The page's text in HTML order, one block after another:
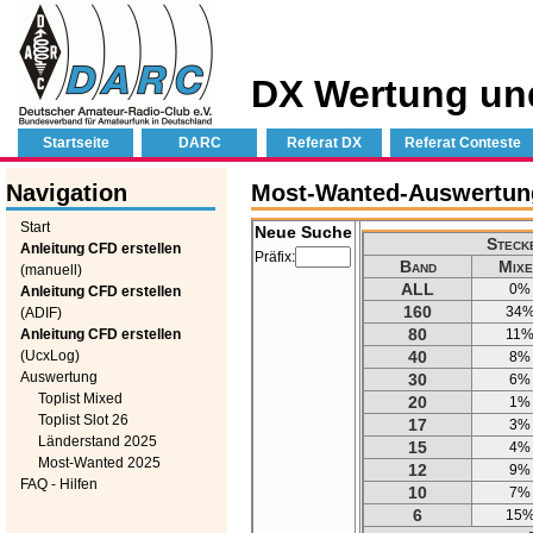
DX Wertung
Startseite DARC Referat DX Referat Conteste
Navigation
Start
Anleitung CFD erstellen
(manuell)
Anleitung CFD erstellen
(ADIF)
Anleitung CFD erstellen
(UcxLog)
Auswertung
Toplist Mixed
Toplist Slot 26
Länderstand 2025
Most-Wanted 2025
FAQ - Hilfen
Most-Wanted-
Neue Suche
Präfix:
Band
ALL
0%
160
80
40 8%
30 6%
20 1%
17 3%
15 4%
12 9%
10 7%
6